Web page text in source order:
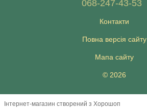
068-247-43-53
Контакти
Повна версія сайту
Мапа сайту
© 2026
Інтернет-магазин створений з Хорошоп